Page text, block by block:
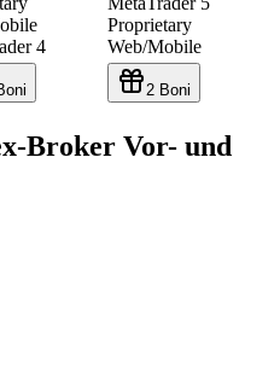
4
Proprietary
Web/Mobile
2 Boni
Broker Vor- und